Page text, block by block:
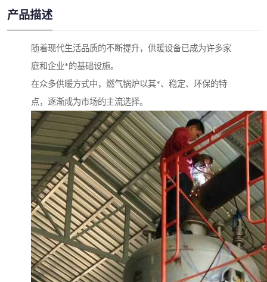
产品描述
随着现代生活品质的不断提升，供暖设备已成为许多家
庭和企业*的基础设施。
在众多供暖方式中，燃气锅炉以其*、稳定、环保的特
点，逐渐成为市场的主流选择。